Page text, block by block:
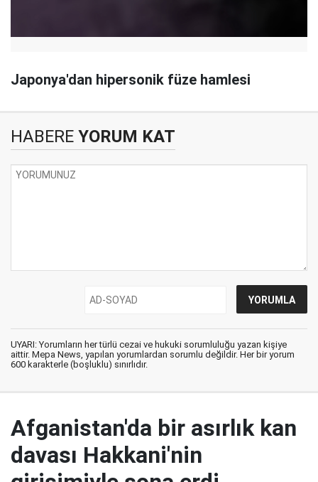
Japonya'dan hipersonik füze hamlesi
HABERE YORUM KAT
UYARI: Yorumların her türlü cezai ve hukuki sorumluluğu yazan kişiye
aittir. Mepa News, yapılan yorumlardan sorumlu değildir. Her bir yorum
600 karakterle (boşluklu) sınırlıdır.
Afganistan'da bir asırlık kan
davası Hakkani'nin